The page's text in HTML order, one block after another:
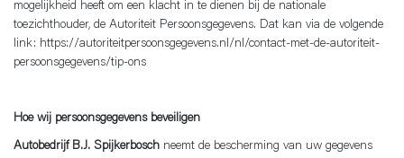
mogelijkheid heeft om een klacht in te dienen bij de nationale
toezichthouder, de Autoriteit Persoonsgegevens. Dat kan via de volgende
link: https://autoriteitpersoonsgegevens.nl/nl/contact-met-de-autoriteit-
persoonsgegevens/tip-ons
Hoe wij persoonsgegevens beveiligen
Autobedrijf B.J. Spijkerbosch neemt de bescherming van uw gegevens